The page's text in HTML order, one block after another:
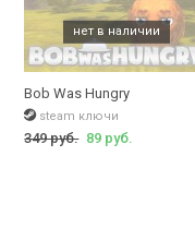
Bob Was Hungry
steam ключи
349 руб. 89 руб.